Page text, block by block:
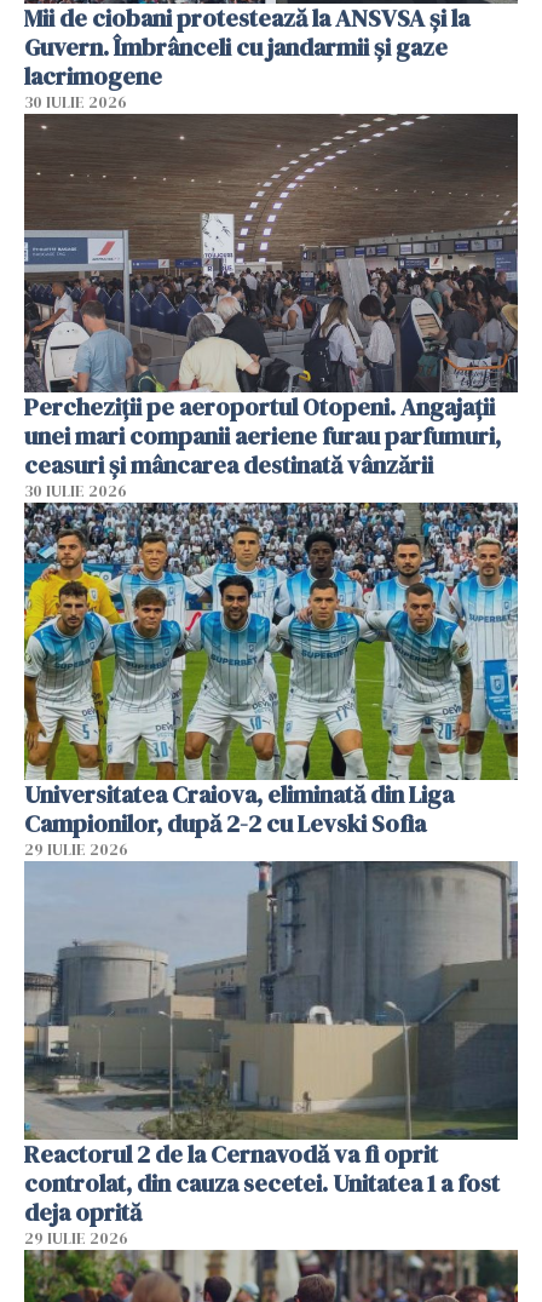
Mii de ciobani protestează la ANSVSA și la
Guvern. Îmbrânceli cu jandarmii și gaze
lacrimogene
30 IULIE 2026
Percheziții pe aeroportul Otopeni. Angajații
unei mari companii aeriene furau parfumuri,
ceasuri și mâncarea destinată vânzării
30 IULIE 2026
Universitatea Craiova, eliminată din Liga
Campionilor, după 2-2 cu Levski Sofia
29 IULIE 2026
Reactorul 2 de la Cernavodă va fi oprit
controlat, din cauza secetei. Unitatea 1 a fost
deja oprită
29 IULIE 2026